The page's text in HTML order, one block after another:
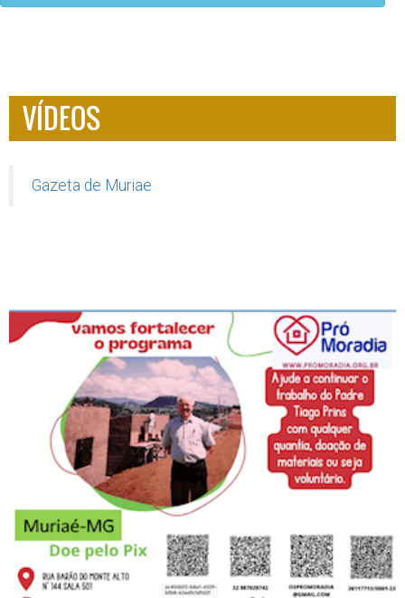
VÍDEOS
Gazeta de Muriae